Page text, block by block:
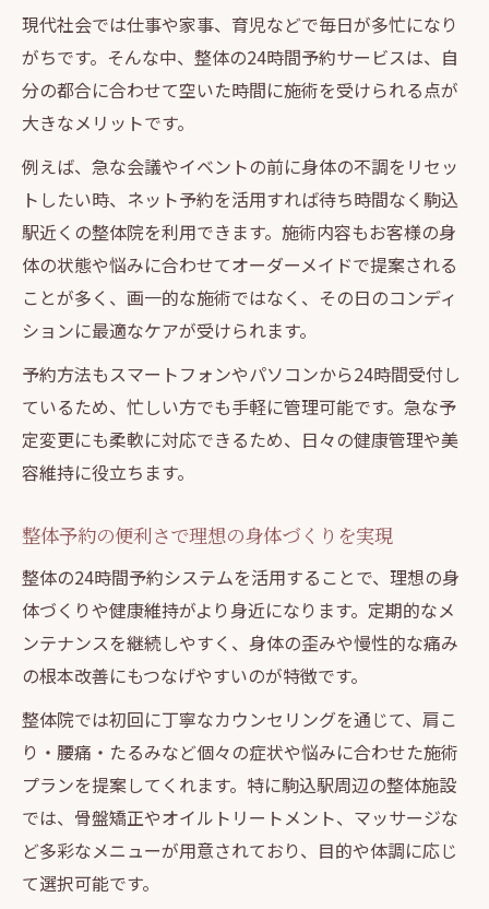
現代社会では仕事や家事、育児などで毎日が多忙になり
がちです。そんな中、整体の24時間予約サービスは、自
分の都合に合わせて空いた時間に施術を受けられる点が
大きなメリットです。
例えば、急な会議やイベントの前に身体の不調をリセッ
トしたい時、ネット予約を活用すれば待ち時間なく駒込
駅近くの整体院を利用できます。施術内容もお客様の身
体の状態や悩みに合わせてオーダーメイドで提案される
ことが多く、画一的な施術ではなく、その日のコンディ
ションに最適なケアが受けられます。
予約方法もスマートフォンやパソコンから24時間受付し
ているため、忙しい方でも手軽に管理可能です。急な予
定変更にも柔軟に対応できるため、日々の健康管理や美
容維持に役立ちます。
整体予約の便利さで理想の身体づくりを実現
整体の24時間予約システムを活用することで、理想の身
体づくりや健康維持がより身近になります。定期的なメ
ンテナンスを継続しやすく、身体の歪みや慢性的な痛み
の根本改善にもつなげやすいのが特徴です。
整体院では初回に丁寧なカウンセリングを通じて、肩こ
り・腰痛・たるみなど個々の症状や悩みに合わせた施術
プランを提案してくれます。特に駒込駅周辺の整体施設
では、骨盤矯正やオイルトリートメント、マッサージな
ど多彩なメニューが用意されており、目的や体調に応じ
て選択可能です。